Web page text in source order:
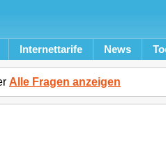
Internettarife News
Alle Fragen anzeigen